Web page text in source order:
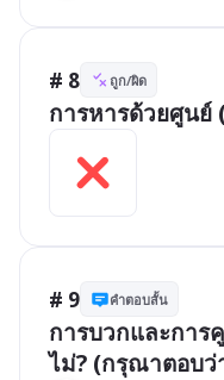
# 8 ถูก/ผิด
การหารด้วยศูนย์
# 9 คำตอบสั้น
การบวกและกา
ไม่? (กรุณาตอบว่